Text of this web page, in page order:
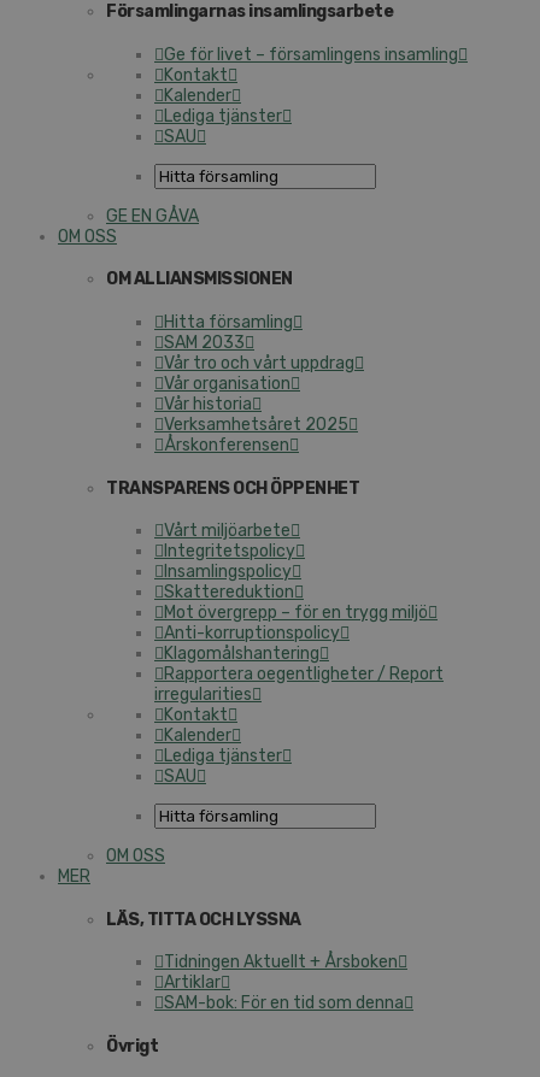
Församlingarnas insamlingsarbete
Ge för livet – församlingens insamling
Kontakt
Kalender
Lediga tjänster
SAU
GE EN GÅVA
OM OSS
OM ALLIANSMISSIONEN
Hitta församling
SAM 2033
Vår tro och vårt uppdrag
Vår organisation
Vår historia
Verksamhetsåret 2025
Årskonferensen
TRANSPARENS OCH ÖPPENHET
Vårt miljöarbete
Integritetspolicy
Insamlingspolicy
Skattereduktion
Mot övergrepp – för en trygg miljö
Anti-korruptionspolicy
Klagomålshantering
Rapportera oegentligheter / Report
irregularities
Kontakt
Kalender
Lediga tjänster
SAU
OM OSS
MER
LÄS, TITTA OCH LYSSNA
Tidningen Aktuellt + Årsboken
Artiklar
SAM-bok: För en tid som denna
Övrigt